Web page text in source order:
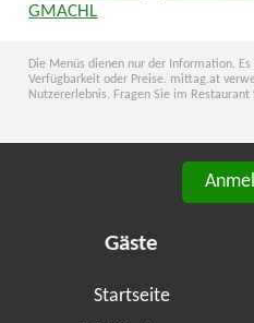
GMACHL
Die Menüs dienen nur der Information.
Verfügbarkeit oder Preise. mittag.at
Nutzererlebnis. Fragen Sie im
Gäste
Startseite